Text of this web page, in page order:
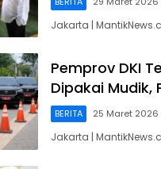
Jakarta |
Pemprov DKI
Dipakai Mudik,
BERITA 25 Maret 2026
Jakarta |